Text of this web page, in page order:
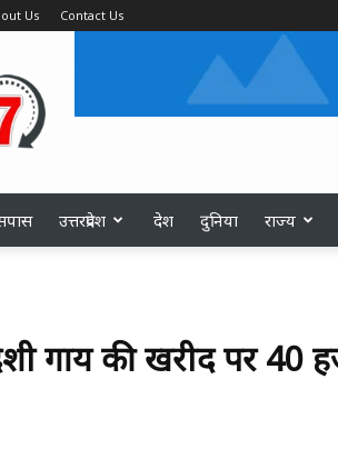
Us Contact Us
उत्तरप्रदेश देश दुनिया राज्य
गाय की खरीद पर 40